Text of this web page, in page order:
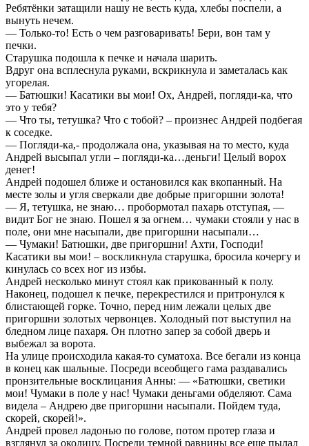
Ребятёнки затащили нашу не весть куда, хлебы поспели, а
вынуть нечем.
— Только-то! Есть о чем разговаривать! Бери, вон там у
печки.
Старушка подошла к печке и начала шарить.
Вдруг она всплеснула руками, вскрикнула и заметалась как
угорелая.
— Батюшки! Касатики вы мои! Ох, Андрей, погляди-ка, что
это у тебя?
— Что ты, тетушка? Что с тобой? – произнес Андрей подбегая
к соседке.
— Погляди-ка,- продолжала она, указывая на то место, куда
Андрей высыпал угли – погляди-ка…деньги! Целый ворох
денег!
Андрей подошел ближе и остановился как вкопанный. На
месте золы и угля сверкали две добрые пригоршни золота!
— Я, тетушка, не знаю… пробормотал пахарь отступая, —
видит Бог не знаю. Пошел я за огнем… чумаки стояли у нас в
поле, они мне насыпали, две пригоршни насыпали…
— Чумаки! Батюшки, две пригоршни! Ахти, Господи!
Касатики вы мои! – воскликнула старушка, бросила кочергу и
кинулась со всех ног из избы.
Андрей несколько минут стоял как прикованный к полу.
Наконец, подошел к печке, перекрестился и притронулся к
блистающей горке. Точно, перед ним лежали целых две
пригоршни золотых червонцев. Холодный пот выступил на
бледном лице пахаря. Он плотно запер за собой дверь и
выбежал за ворота.
На улице происходила какая-то суматоха. Все бегали из конца
в конец как шальные. Посреди всеобщего гама раздавались
пронзительные восклицания Анны: — «Батюшки, светики
мои! Чумаки в поле у нас! Чумаки деньгами обделяют. Сама
видела – Андрею две пригоршни насыпали. Пойдем туда,
скорей, скорей!».
Андрей провел ладонью по голове, потом протер глаза и
взглянул за околицу. Посреди темной равнины все еще пылал